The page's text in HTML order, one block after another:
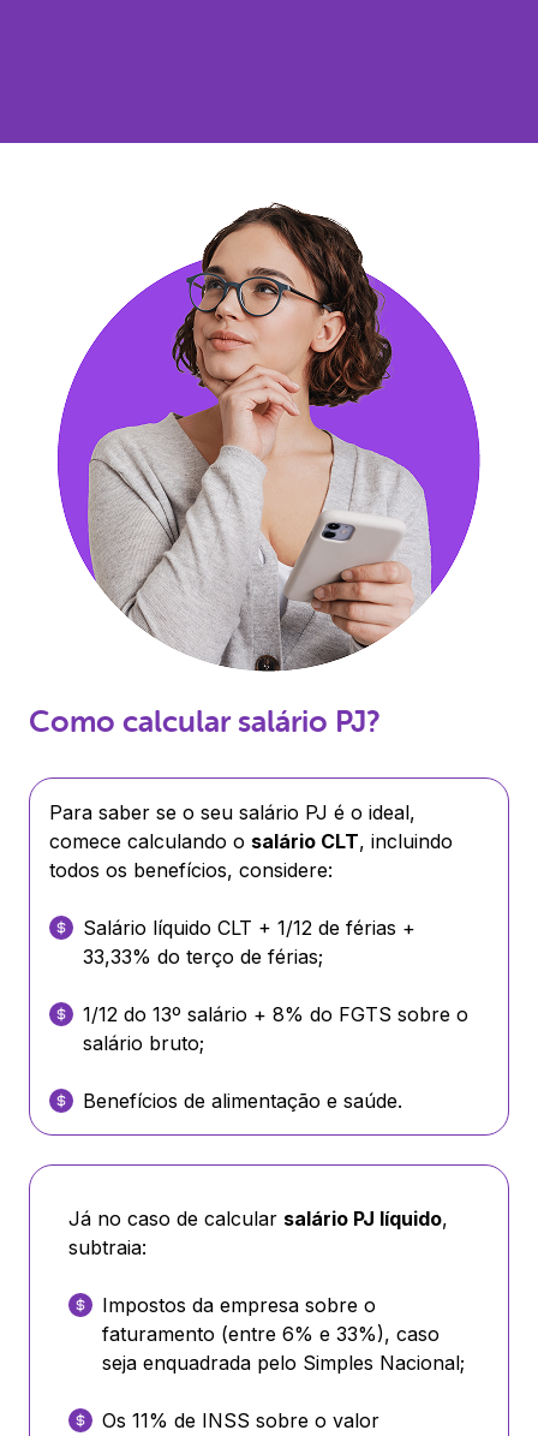
Como calcular salário PJ?
Para saber se o seu salário PJ é o ideal,
comece calculando o salário CLT, incluindo
todos os benefícios, considere:
Salário líquido CLT + 1/12 de férias +
33,33% do terço de férias;
1/12 do 13º salário + 8% do FGTS sobre o
salário bruto;
Benefícios de alimentação e saúde.
Já no caso de calcular salário PJ líquido,
subtraia:
Impostos da empresa sobre o
faturamento (entre 6% e 33%), caso
seja enquadrada pelo Simples Nacional;
Os 11% de INSS sobre o valor